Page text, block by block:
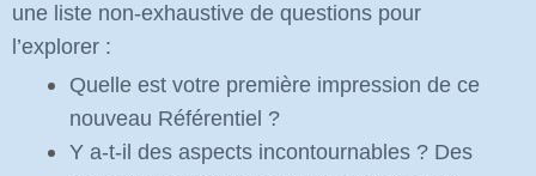
une liste non-exhaustive de questions pour
l’explorer :
Quelle est votre première impression de ce
nouveau Référentiel ?
Y a-t-il des aspects incontournables ? Des